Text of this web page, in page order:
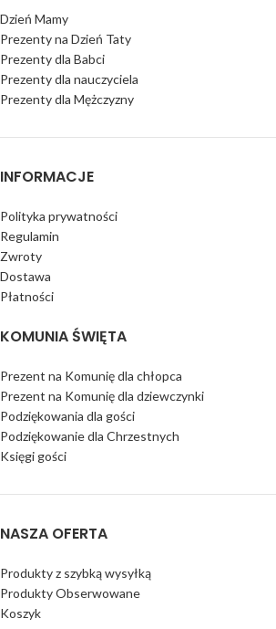
Dzień Mamy
Prezenty na Dzień Taty
Prezenty dla Babci
Prezenty dla nauczyciela
Prezenty dla Mężczyzny
INFORMACJE
Polityka prywatności
Regulamin
Zwroty
Dostawa
Płatności
KOMUNIA ŚWIĘTA
Prezent na Komunię dla chłopca
Prezent na Komunię dla dziewczynki
Podziękowania dla gości
Podziękowanie dla Chrzestnych
Księgi gości
NASZA OFERTA
Produkty z szybką wysyłką
Produkty Obserwowane
Koszyk